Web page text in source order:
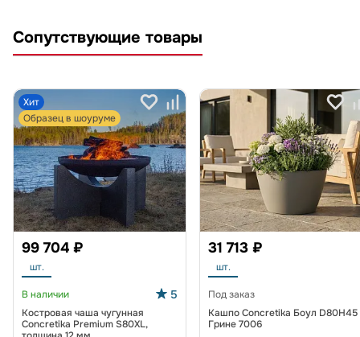
Сопутствующие товары
Хит
Образец в шоуруме
99 704 ₽
шт.
В наличии 5
Костровая чаша чугунная
Concretika Premium S80XL,
31 713 ₽
шт.
Под заказ
Кашпо Concretika Боул D80H45
Грине 7006